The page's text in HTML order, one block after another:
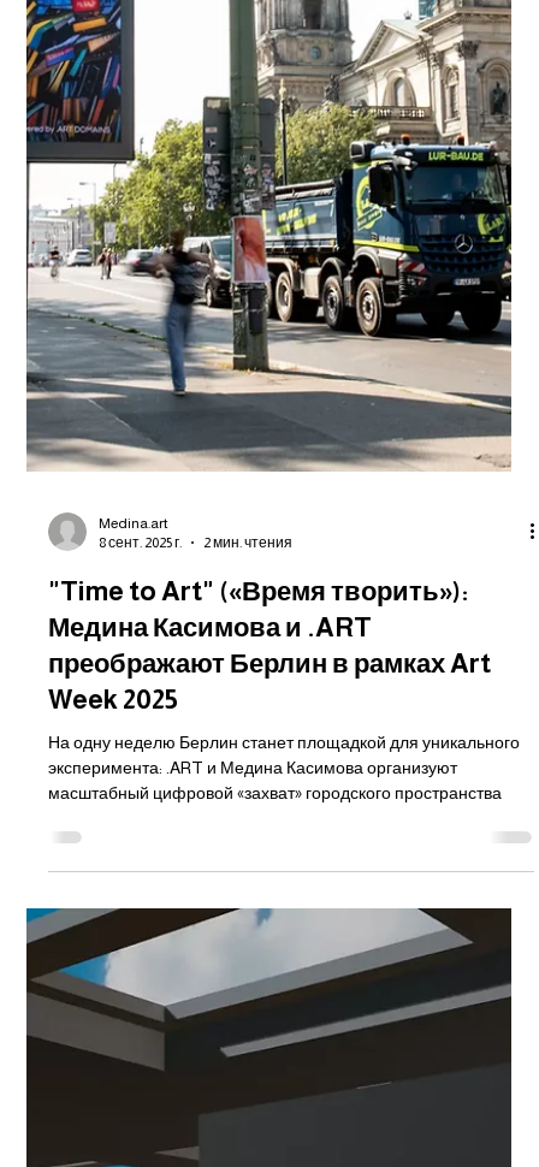
Medina.art
"Time to Art" («Время творить»):
Медина Касимова и .ART
преображают Берлин в рамках Art
Week 2025
На одну неделю Берлин станет площадкой для уникального
эксперимента: .ART и Медина Касимова организуют
масштабный цифровой «захват» городского пространства